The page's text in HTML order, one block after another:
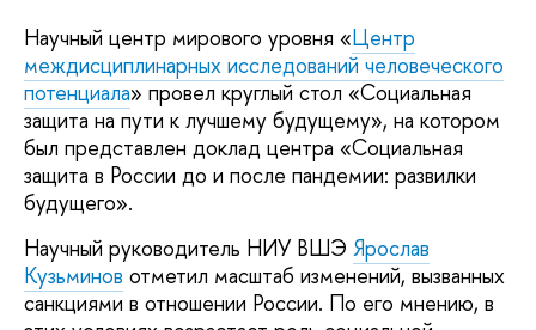
Научный центр мирового уровня «Центр
междисциплинарных исследований человеческого
потенциала» провел круглый стол «Социальная
защита на пути к лучшему будущему», на котором
был представлен доклад центра «Социальная
защита в России до и после пандемии: развилки
будущего».
Научный руководитель НИУ ВШЭ Ярослав
Кузьминов отметил масштаб изменений, вызванных
санкциями в отношении России. По его мнению, в